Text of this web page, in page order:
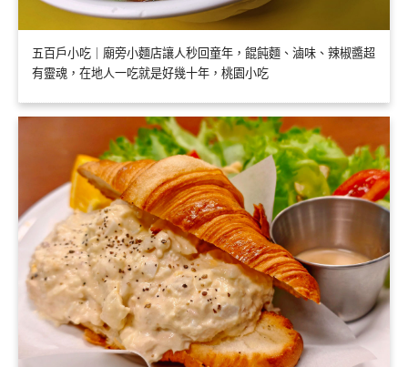
五百戶小吃｜廟旁小麵店讓人秒回童年，餛飩麵、滷味、辣椒醬超
有靈魂，在地人一吃就是好幾十年，桃園小吃